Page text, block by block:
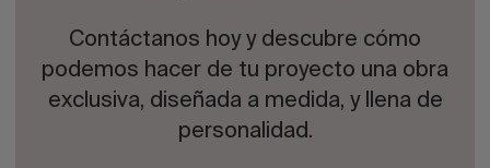
Contáctanos hoy y descubre cómo
podemos hacer de tu proyecto una obra
exclusiva, diseñada a medida, y llena de
personalidad.